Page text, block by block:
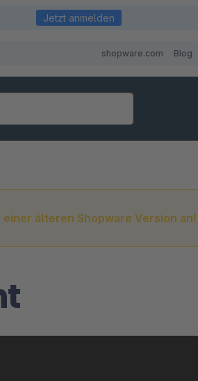
Jetzt anmelden
shopware.com Blog
älteren Shopware Version an!